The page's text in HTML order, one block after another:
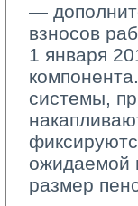
—
взносов
1 января
системы,
ожидаемой
размер